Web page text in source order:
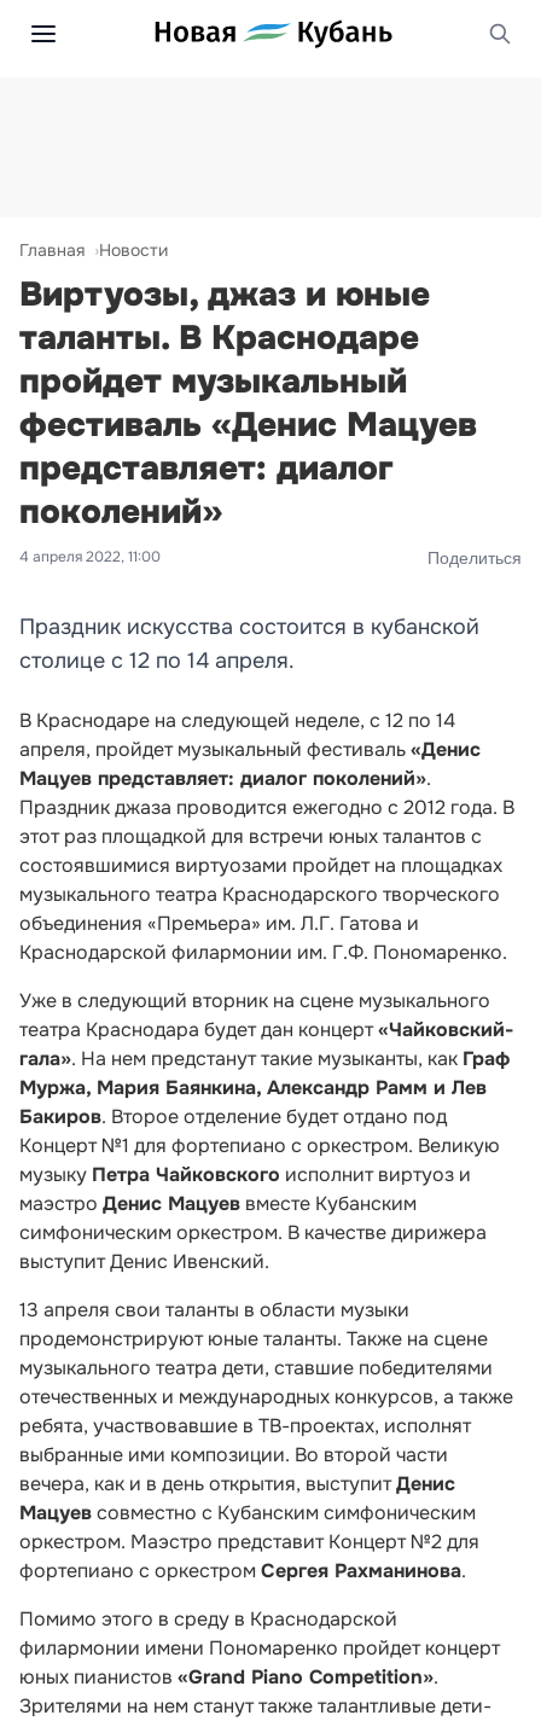
Главная Новости
Виртуозы, джаз и юные
таланты. В Краснодаре
пройдет музыкальный
фестиваль «Денис Мацуев
представляет: диалог
поколений»
4 апреля 2022, 11:00 Поделиться
Праздник искусства состоится в кубанской
столице с 12 по 14 апреля.
В Краснодаре на следующей неделе, с 12 по 14
апреля, пройдет музыкальный фестиваль«Денис
Мацуев представляет: диалог поколений».
Праздник джаза проводится ежегодно с 2012 года. В
этот раз площадкой для встречи юных талантов с
состоявшимися виртуозами пройдет на площадках
музыкального театра Краснодарского творческого
объединения «Премьера» им. Л.Г. Гатова и
Краснодарской филармонии им. Г.Ф. Пономаренко.
Уже в следующий вторник на сцене музыкального
театра Краснодара будет дан концерт«Чайковский-
гала». На нем предстанут такие музыканты, как Граф
Муржа, Мария Баянкина, Александр Рамм и Лев
Бакиров. Второе отделение будет отдано под
Концерт №1 для фортепиано с оркестром. Великую
музыку Петра Чайковского исполнит виртуоз и
маэстро Денис Мацуев вместе Кубанским
симфоническим оркестром. В качестве дирижера
выступит Денис Ивенский.
13 апреля свои таланты в области музыки
продемонстрируют юные таланты. Также на сцене
музыкального театра дети, ставшие победителями
отечественных и международных конкурсов, а также
ребята, участвовавшие в ТВ-проектах, исполнят
выбранные ими композиции. Во второй части
вечера, как и в день открытия, выступитДенис
Мацуевсовместно с Кубанским симфоническим
оркестром. Маэстро представит Концерт №2 для
фортепиано с оркестром Сергея Рахманинова.
Помимо этого в среду в Краснодарской
филармонии имени Пономаренко пройдет концерт
юных пианистов «Grand Piano Competition».
Зрителями на нем станут также талантливые дети-